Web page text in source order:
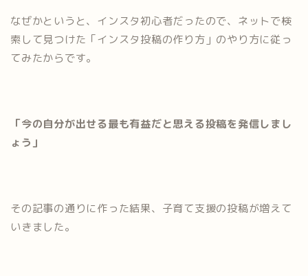
なぜかというと、インスタ初心者だったので、ネットで検
索して見つけた「インスタ投稿の作り方」のやり方に従っ
てみたからです。
「今の自分が出せる最も有益だと思える投稿を発信しまし
ょう」
その記事の通りに作った結果、子育て支援の投稿が増えて
いきました。